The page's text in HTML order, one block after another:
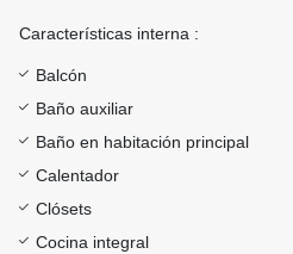
Características interna :
Balcón
Baño auxiliar
Baño en habitación principal
Calentador
Clósets
Cocina integral